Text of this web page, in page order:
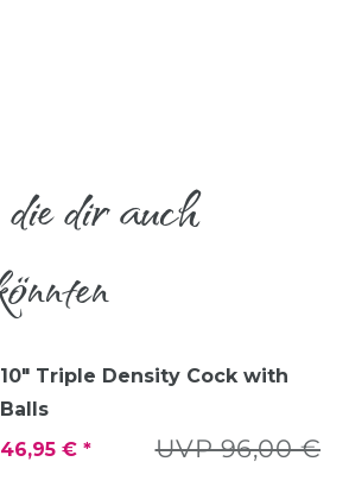
dir auch
10" Triple Density Cock with
Balls
UVP 96,00 €
46,95 € *